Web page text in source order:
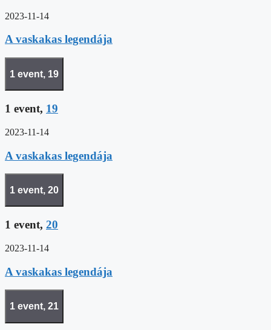
2023-11-14
A vaskakas legendája
1 event, 19
1 event, 19
2023-11-14
A vaskakas legendája
1 event, 20
1 event, 20
2023-11-14
A vaskakas legendája
1 event, 21